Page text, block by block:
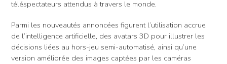
téléspectateurs attendus à travers le monde.
Parmi les nouveautés annoncées figurent l’utilisation accrue
de l’intelligence artificielle, des avatars 3D pour illustrer les
décisions liées au hors-jeu semi-automatisé, ainsi qu’une
version améliorée des images captées par les caméras